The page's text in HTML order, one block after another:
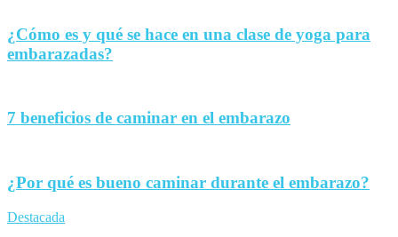
¿Cómo es y qué se hace en una clase de yoga para
embarazadas?
7 beneficios de caminar en el embarazo
¿Por qué es bueno caminar durante el embarazo?
Destacada